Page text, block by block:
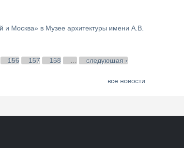
и Москва» в Музее архитектуры имени А.В.
156 157 158
следующая ›
все новости